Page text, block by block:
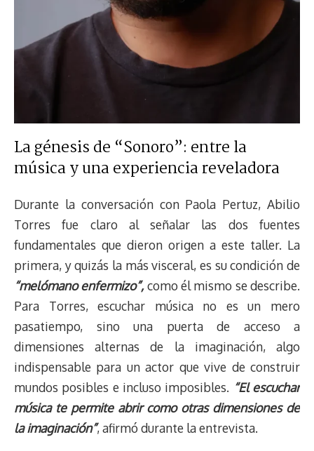
La génesis de “Sonoro”: entre la
música y una experiencia reveladora
Durante la conversación con Paola Pertuz, Abilio
Torres fue claro al señalar las dos fuentes
fundamentales que dieron origen a este taller. La
primera, y quizás la más visceral, es su condición de
“melómano enfermizo”,como él mismo se describe.
Para Torres, escuchar música no es un mero
pasatiempo, sino una puerta de acceso a
dimensiones alternas de la imaginación, algo
indispensable para un actor que vive de construir
mundos posibles e incluso imposibles. “El escuchar
música te permite abrir como otras dimensiones de
la imaginación”, afirmó durante la entrevista.